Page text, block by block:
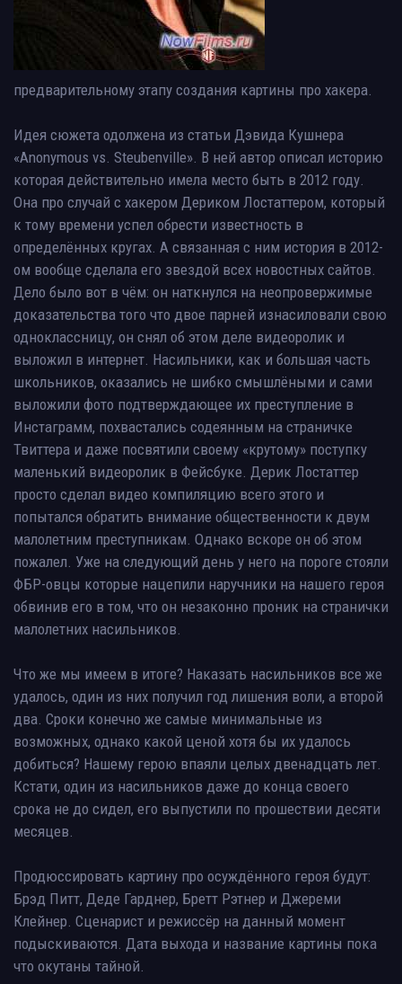
предварительному этапу создания картины про хакера.
Идея сюжета одолжена из статьи Дэвида Кушнера
«Anonymous vs. Steubenville». В ней автор описал историю
которая действительно имела место быть в 2012 году.
Она про случай с хакером Дериком Лостаттером, который
к тому времени успел обрести известность в
определённых кругах. А связанная с ним история в 2012-
ом вообще сделала его звездой всех новостных сайтов.
Дело было вот в чём: он наткнулся на неопровержимые
доказательства того что двое парней изнасиловали свою
одноклассницу, он снял об этом деле видеоролик и
выложил в интернет. Насильники, как и большая часть
школьников, оказались не шибко смышлёными и сами
выложили фото подтверждающее их преступление в
Инстаграмм, похвастались содеянным на страничке
Твиттера и даже посвятили своему «крутому» поступку
маленький видеоролик в Фейсбуке. Дерик Лостаттер
просто сделал видео компиляцию всего этого и
попытался обратить внимание общественности к двум
малолетним преступникам. Однако вскоре он об этом
пожалел. Уже на следующий день у него на пороге стояли
ФБР-овцы которые нацепили наручники на нашего героя
обвинив его в том, что он незаконно проник на странички
малолетних насильников.
Что же мы имеем в итоге? Наказать насильников все же
удалось, один из них получил год лишения воли, а второй
два. Сроки конечно же самые минимальные из
возможных, однако какой ценой хотя бы их удалось
добиться? Нашему герою впаяли целых двенадцать лет.
Кстати, один из насильников даже до конца своего
срока не до сидел, его выпустили по прошествии десяти
месяцев.
Продюссировать картину про осуждённого героя будут:
Брэд Питт, Деде Гарднер, Бретт Рэтнер и Джереми
Клейнер. Сценарист и режиссёр на данный момент
подыскиваются. Дата выхода и название картины пока
что окутаны тайной.